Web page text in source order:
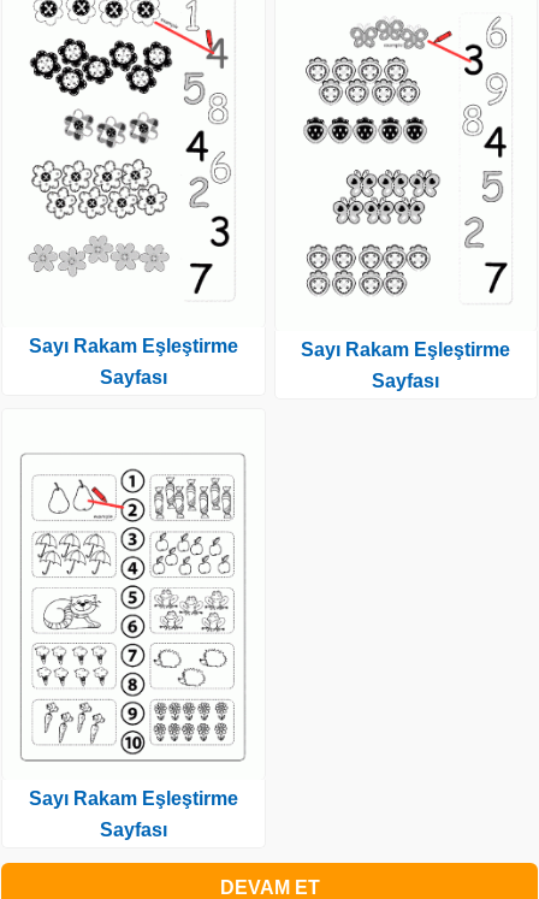
Sayı Rakam Eşleştirme
Sayfası
Sayı Rakam Eşleştirme
Sayfası
Sayı Rakam Eşleştirme
Sayfası
DEVAM ET